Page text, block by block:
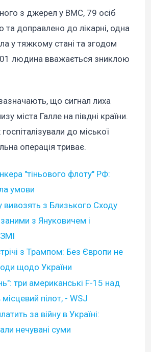
з джерел у ВМС, 79 осіб
та доправлено до лікарні, одна
у тяжкому стані та згодом
людина вважається зниклою
що сигнал лиха
міста Галле на півдні країни.
до міської
операція триває.
"тіньового флоту" РФ:
умови
вивозять з Близького Сходу
з Януковичем і
з Трампом: Без Європи не
щодо України
три американські F-15 над
пілот, - WSJ
за війну в Україні:
нечувані суми